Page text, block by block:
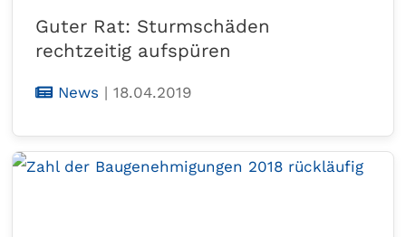
Guter Rat: Sturmschäden
rechtzeitig aufspüren
News | 18.04.2019